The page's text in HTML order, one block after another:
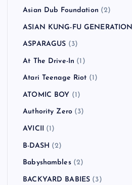
Asian Dub Foundation (2)
ASIAN KUNG-FU GENERATION
ASPARAGUS (3)
At The Drive-In (1)
Atari Teenage Riot (1)
ATOMIC BOY (1)
Authority Zero (3)
AVICII (1)
B-DASH (2)
Babyshambles(2)
BACKYARD BABIES (3)